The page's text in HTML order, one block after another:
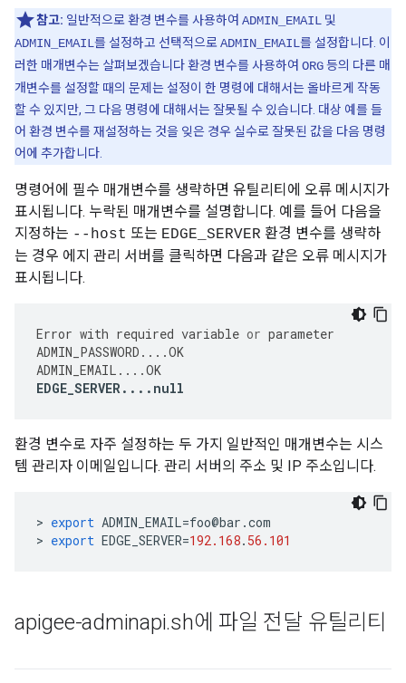
참고: 일반적으로 환경 변수를 사용하여 ADMIN_EMAIL 및
ADMIN_EMAIL를 설정하고 선택적으로 ADMIN_EMAIL를 설정합니다. 이
러한 매개변수는 살펴보겠습니다 환경 변수를 사용하여 ORG등의 다른 매
개변수를 설정할 때의 문제는 설정이 한 명령에 대해서는 올바르게 작동
할 수 있지만, 그 다음 명령에 대해서는 잘못될 수 있습니다. 대상 예를 들
어 환경 변수를 재설정하는 것을 잊은 경우 실수로 잘못된 값을 다음 명령
어에 추가합니다.
명령어에 필수 매개변수를 생략하면 유틸리티에 오류 메시지가
표시됩니다. 누락된 매개변수를 설명합니다. 예를 들어 다음을
지정하는 --host 또는 EDGE_SERVER 환경 변수를 생략하
는 경우 에지 관리 서버를 클릭하면 다음과 같은 오류 메시지가
표시됩니다.
Error with required variable or parameter
ADMIN_PASSWORD ....OK
ADMIN_EMAIL ....OK
EDGE_SERVER.... null
환경 변수로 자주 설정하는 두 가지 일반적인 매개변수는 시스
템 관리자 이메일입니다. 관리 서버의 주소 및 IP 주소입니다.
> export ADMIN_EMAIL=foo@bar .com
> export EDGE_SERVER=192.168. 56.101
apigee-adminapi.sh에 파일 전달 유틸리티